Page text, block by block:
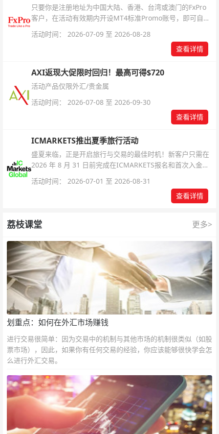
只要你是注册地址为中国大陆、香港、台湾或澳门的FxPro
客户，在活动有效期内开设MT4标准Promo账号，即可自动
活动时间： 2026-07-09 至 2026-08-28
查看详情
AXI返现大促限时回归！最高可得$720
活动产品仅限外汇/贵金属
活动时间： 2026-07-08 至 2026-09-30
查看详情
ICMARKETS推出夏季旅行活动
盛夏来临，正是开启旅行与交易的最佳时机！新客户只需在
2026 年 8 月 31 日前完成在ICMARKETS报名和首次入金即
活动时间： 2026-07-01 至 2026-08-31
查看详情
荔枝课堂 更多>
划重点：如何在外汇市场赚钱
进行交易很简单：因为交易中的机制与其他市场的机制很类似（如股
票市场），因此，如果你有任何交易的经验，你应该能够很快学会怎
么进行外汇交易。